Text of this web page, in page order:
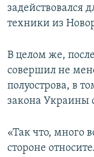
задействовался
техники из
В целом же,
совершил не
полуострова, в
закона Украины
«Так что, много
стороне